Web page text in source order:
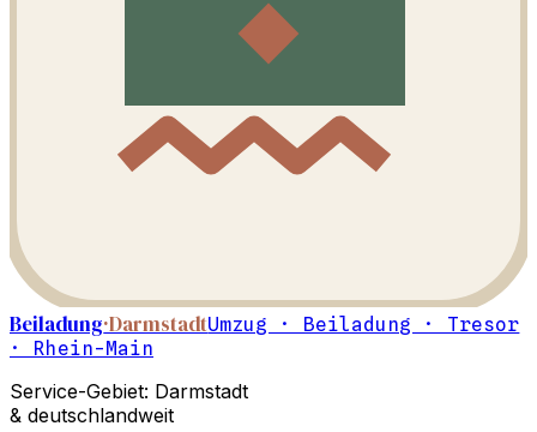
Beiladung·DarmstadtUmzug · Beiladung · Tresor
· Rhein-Main
Service-Gebiet: Darmstadt
& deutschlandweit